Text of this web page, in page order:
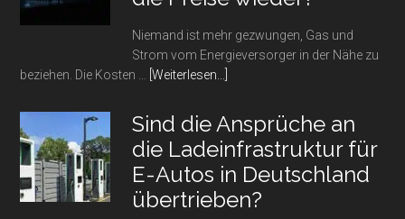
den
Pufferspeicher
für
die
Niemand ist mehr gezwungen, Gas und
Strom vom Energieversorger in der Nähe zu
beziehen. Die Kosten …
[Weiterlesen...]
Strom
und
Gas
Vergleich,
Sind die Ansprüche an
die Ladeinfrastruktur für
E-Autos in Deutschland
übertrieben?